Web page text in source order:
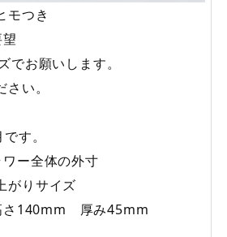
つき
お願いします。
い。
す。
ー全体の外寸
がりサイズ
140mm 厚み45mm